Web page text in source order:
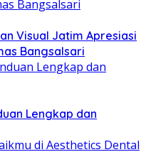
Visual Jatim Apresiasi
Bangsalsari
Lengkap dan